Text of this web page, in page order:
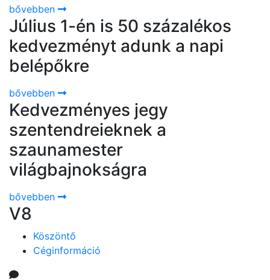
bővebben
Július 1-én is 50 százalékos
kedvezményt adunk a napi
belépőkre
bővebben
Kedvezményes jegy
szentendreieknek a
szaunamester
világbajnokságra
bővebben
V8
Köszöntő
Céginformáció